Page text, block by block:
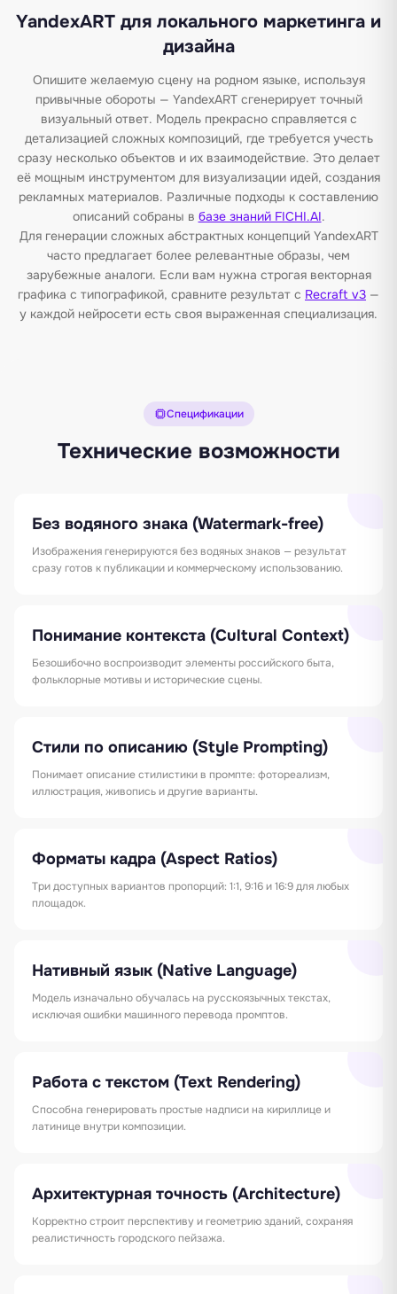
YandexART для локального маркетинга и
дизайна
Опишите желаемую сцену на родном языке, используя
привычные обороты — YandexART сгенерирует точный
визуальный ответ. Модель прекрасно справляется с
детализацией сложных композиций, где требуется учесть
сразу несколько объектов и их взаимодействие. Это делает
её мощным инструментом для визуализации идей, создания
рекламных материалов. Различные подходы к составлению
описаний собраны в базе знаний FICHI.AI.
Для генерации сложных абстрактных концепций YandexART
часто предлагает более релевантные образы, чем
зарубежные аналоги. Если вам нужна строгая векторная
графика с типографикой, сравните результат с Recraft v3 —
у каждой нейросети есть своя выраженная специализация.
Спецификации
Технические возможности
Без водяного знака (Watermark-free)
Изображения генерируются без водяных знаков — результат
сразу готов к публикации и коммерческому использованию.
Понимание контекста (Cultural Context)
Безошибочно воспроизводит элементы российского быта,
фольклорные мотивы и исторические сцены.
Стили по описанию (Style Prompting)
Понимает описание стилистики в промпте: фотореализм,
иллюстрация, живопись и другие варианты.
Форматы кадра (Aspect Ratios)
Три доступных вариантов пропорций: 1:1, 9:16 и 16:9 для любых
площадок.
Нативный язык (Native Language)
Модель изначально обучалась на русскоязычных текстах,
исключая ошибки машинного перевода промптов.
Работа с текстом (Text Rendering)
Способна генерировать простые надписи на кириллице и
латинице внутри композиции.
Архитектурная точность (Architecture)
Корректно строит перспективу и геометрию зданий, сохраняя
реалистичность городского пейзажа.